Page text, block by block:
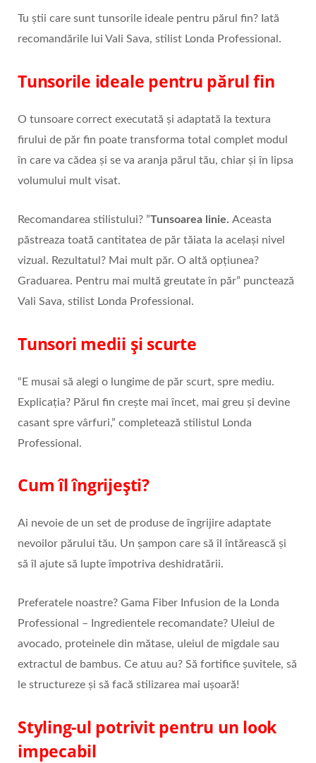
Tu știi care sunt tunsorile ideale pentru părul fin? Iată
recomandările lui Vali Sava, stilist Londa Professional.
Tunsorile ideale pentru părul fin
O tunsoare correct executată și adaptată la textura
firului de păr fin poate transforma total complet modul
în care va cădea și se va aranja părul tău, chiar și în lipsa
volumului mult visat.
Recomandarea stilistului? ”Tunsoarea linie. Aceasta
păstreaza toată cantitatea de păr tăiata la același nivel
vizual. Rezultatul? Mai mult păr. O altă opțiunea?
Graduarea. Pentru mai multă greutate în păr” punctează
Vali Sava, stilist Londa Professional.
Tunsori medii și scurte
“E musai să alegi o lungime de păr scurt, spre mediu.
Explicația? Părul fin crește mai încet, mai greu și devine
casant spre vârfuri,” completează stilistul Londa
Professional.
Cum îl îngrijești?
Ai nevoie de un set de produse de îngrijire adaptate
nevoilor părului tău. Un șampon care să îl întărească și
să îl ajute să lupte împotriva deshidratării.
Preferatele noastre? Gama Fiber Infusion de la Londa
Professional – Ingredientele recomandate? Uleiul de
avocado, proteinele din mătase, uleiul de migdale sau
extractul de bambus. Ce atuu au? Să fortifice șuvitele, să
le structureze și să facă stilizarea mai ușoară!
Styling-ul potrivit pentru un look
impecabil